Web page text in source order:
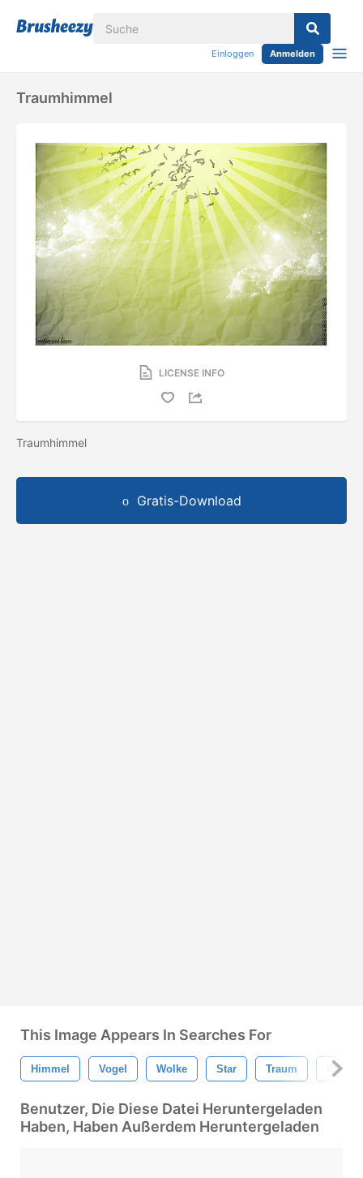
Einloggen Anmelden
Traumhimmel
LICENSE INFO
Traumhimmel
Gratis-Download
This Image Appears In Searches For
Himmel Vogel Wolke Star Traum Wolken
Benutzer, Die Diese Datei Heruntergeladen
Haben, Haben Außerdem Heruntergeladen